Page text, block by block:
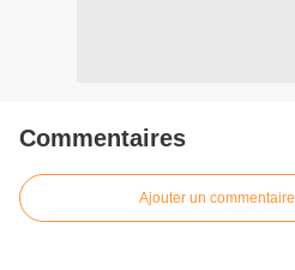
Commentaires
Ajouter un commentaire